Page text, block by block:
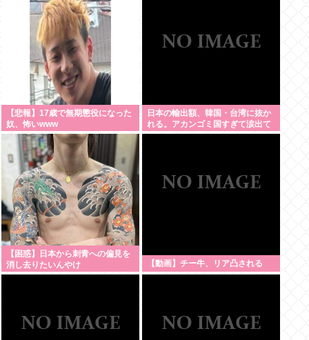
【悲報】17歳で無期懲役になった
奴、怖いwww
日本の輸出額、韓国・台湾に抜か
れる。アカンゴミ国すぎて涙出て
きた…
【困惑】日本から刺青への偏見を
消し去りたいんやけ
ど・・・・・・・・・
【動画】チー牛、リア凸される